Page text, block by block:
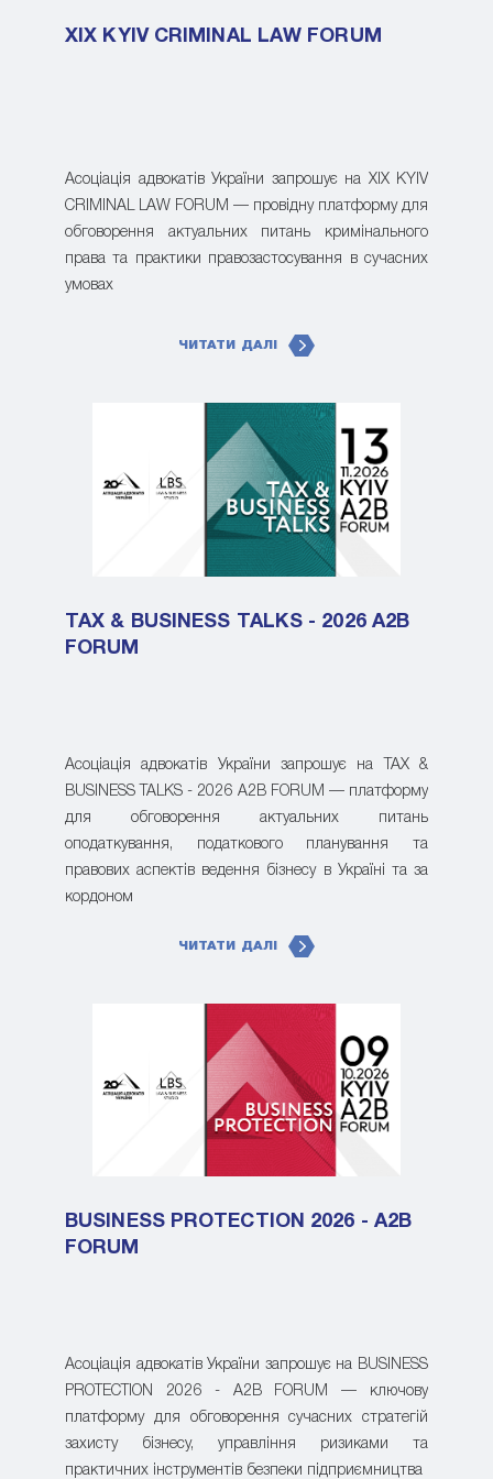
XIX KYIV CRIMINAL LAW FORUM
Асоціація адвокатів України запрошує на XIX KYIV
CRIMINAL LAW FORUM — провідну платформу для
обговорення актуальних питань кримінального
права та практики правозастосування в сучасних
умовах
ЧИТАТИ ДАЛІ
TAX & BUSINESS TALKS - 2026 A2B
FORUM
Асоціація адвокатів України запрошує на TAX &
BUSINESS TALKS - 2026 A2B FORUM — платформу
для обговорення актуальних питань
оподаткування, податкового планування та
правових аспектів ведення бізнесу в Україні та за
кордоном
ЧИТАТИ ДАЛІ
BUSINESS PROTECTION 2026 - A2B
FORUM
Асоціація адвокатів України запрошує на BUSINESS
PROTECTION 2026 - A2B FORUM — ключову
платформу для обговорення сучасних стратегій
захисту бізнесу, управління ризиками та
практичних інструментів безпеки підприємництва